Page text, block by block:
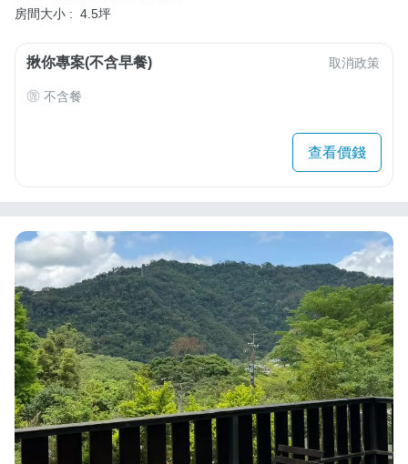
房間大小 : 4.5坪
揪你專案(不含早餐) 取消政策
不含餐
查看價錢